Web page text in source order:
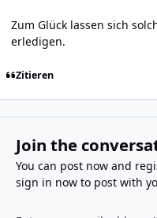
Zum Glück lassen sich
erledigen.
Zitieren
Join the
You can post now and
sign in nowto post with